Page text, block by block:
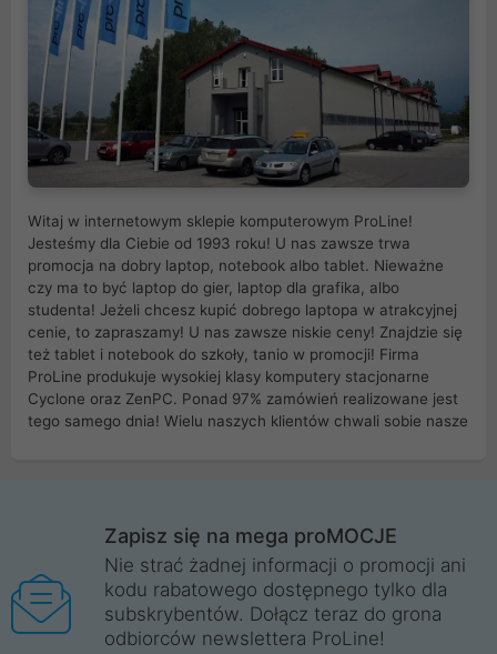
Witaj w internetowym sklepie komputerowym ProLine!
Jesteśmy dla Ciebie od 1993 roku! U nas zawsze trwa
promocja na dobry laptop, notebook albo tablet. Nieważne
czy ma to być laptop do gier, laptop dla grafika, albo
studenta! Jeżeli chcesz kupić dobrego laptopa w atrakcyjnej
cenie, to zapraszamy! U nas zawsze niskie ceny! Znajdzie się
też tablet i notebook do szkoły, tanio w promocji! Firma
ProLine produkuje wysokiej klasy komputery stacjonarne
Cyclone oraz ZenPC. Ponad 97% zamówień realizowane jest
tego samego dnia! Wielu naszych klientów chwali sobie nasze
Wrocław, Poznań, Legnica, Katowice, Gliwice, Kalisz, Bytom,
Trzebnica, Opole. Szybka i profesjonalna obsługa!
ProLine to polska firma ze 100% polskim kapitałem. Działamy
legalnie i płacimy podatki w naszym kraju! Posiadamy siedzibę
główną w Mirkowie oraz salony na terenie kraju. Cała
Zapisz się na mega proMOCJE
Nie strać żadnej informacji o promocji ani
kodu rabatowego dostępnego tylko dla
subskrybentów. Dołącz teraz do grona
odbiorców newslettera ProLine!